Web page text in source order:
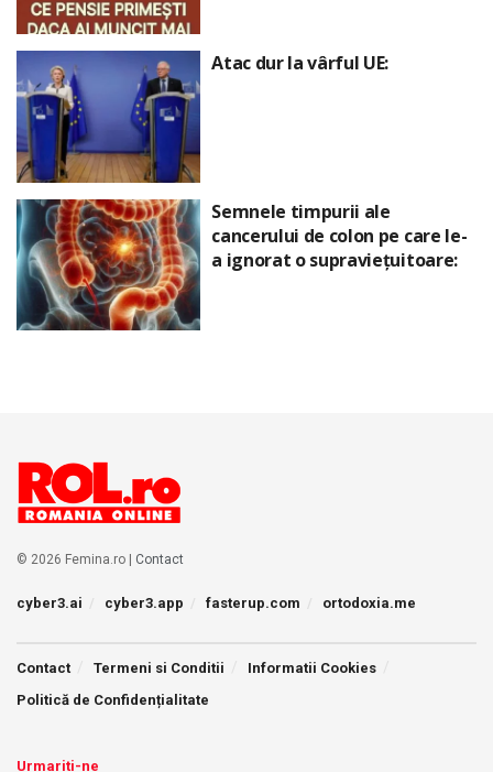
Atac dur la vârful UE:
Semnele timpurii ale
cancerului de colon pe care le-
a ignorat o supraviețuitoare:
© 2026 Femina.ro | Contact
cyber3.ai cyber3.app fasterup.com ortodoxia.me
Contact Termeni si Conditii
Informatii Cookies
Politică de Confidențialitate
Urmariti-ne